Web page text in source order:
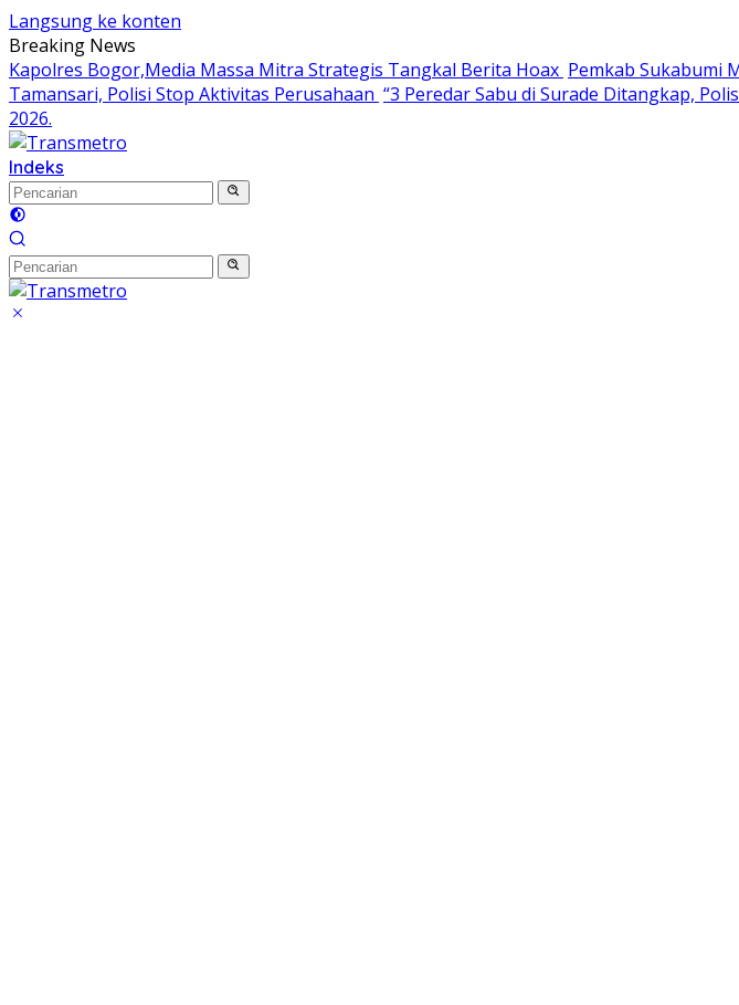
Langsung ke konten
Breaking News
Kapolres Bogor,Media Massa Mitra Strategis Tangkal Berita Hoax Pemkab Sukabumi
Tamansari, Polisi Stop Aktivitas Perusahaan “3 Peredar Sabu di Surade Ditangkap,
2026.
Indeks